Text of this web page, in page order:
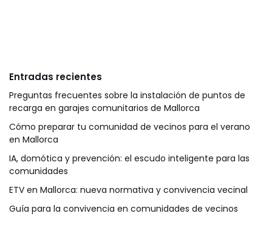
Entradas recientes
Preguntas frecuentes sobre la instalación de puntos de
recarga en garajes comunitarios de Mallorca
Cómo preparar tu comunidad de vecinos para el verano
en Mallorca
IA, domótica y prevención: el escudo inteligente para las
comunidades
ETV en Mallorca: nueva normativa y convivencia vecinal
Guía para la convivencia en comunidades de vecinos